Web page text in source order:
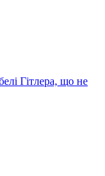
Гітлера, що не